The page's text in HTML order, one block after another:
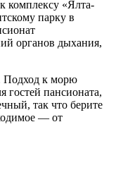
комплексу «Ялта-
парку в
органов дыхания,
Подход к морю
гостей пансионата,
так что берите
— от